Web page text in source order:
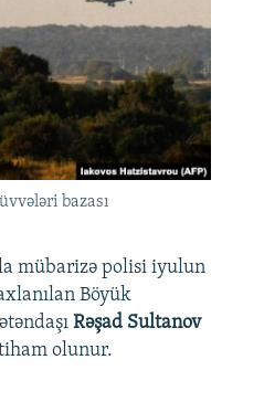
bazası
mübarizə polisi iyulun
Böyük
Rəşad Sultanov
olunur.